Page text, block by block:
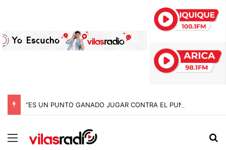
Menú